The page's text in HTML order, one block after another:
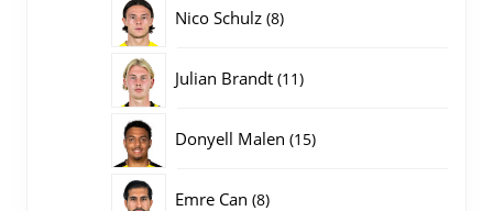
Nico Schulz 88
Julian Brandt 1111
Donyell Malen 1515
Emre Can 88